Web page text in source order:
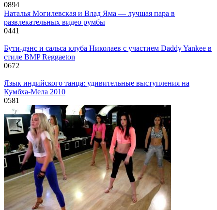
0894
Наталья Могилевская и Влад Яма — лучшая пара в
развлекательных видео румбы
0441
Бути-дэнс и сальса клуба Николаев с участием Daddy Yankee в
стиле BMP Reggaeton
0672
Язык индийского танца: удивительные выступления на
Кумбха-Мела 2010
0581